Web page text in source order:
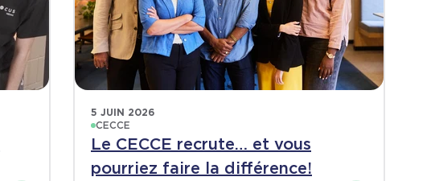
5 JUIN 2026
CECCE
Le CECCE recrute… et vous
pourriez faire la différence!